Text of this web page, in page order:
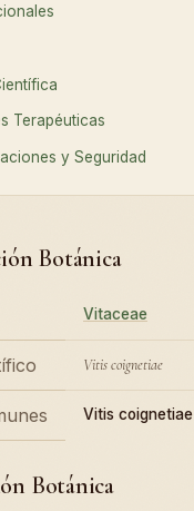
Terapéuticas
y Seguridad
Botánica
Vitaceae
Vitis coignetiae
Vitis coignetiae
Botánica